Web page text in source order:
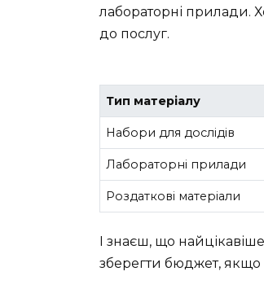
лабораторні прилади.
до послуг.
Тип матеріалу
Набори для дослідів
Лабораторні прилади
Роздаткові матеріали
І знаєш, що
зберегти бюджет,